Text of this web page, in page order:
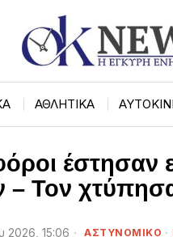
ΑΘΛΗΤΙΚΑ
έστησαν
– Τον
2026, 15:06 ΑΣΤΥΝΟΜΙΚΟ ·